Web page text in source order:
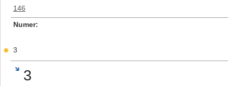
146
Numer
3
3